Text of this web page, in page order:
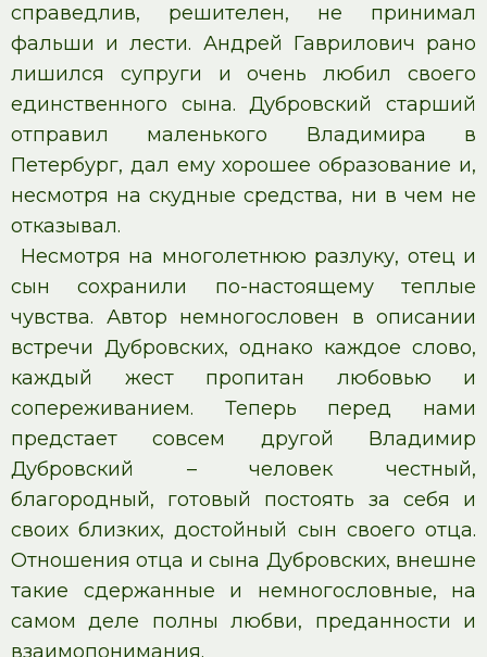
справедлив, решителен, не принимал
фальши и лести. Андрей Гаврилович рано
лишился супруги и очень любил своего
единственного сына. Дубровский старший
отправил маленького Владимира в
Петербург, дал ему хорошее образование и,
несмотря на скудные средства, ни в чем не
отказывал.
Несмотря на многолетнюю разлуку, отец и
сын сохранили по-настоящему теплые
чувства. Автор немногословен в описании
встречи Дубровских, однако каждое слово,
каждый жест пропитан любовью и
сопереживанием. Теперь перед нами
предстает совсем другой Владимир
Дубровский – человек честный,
благородный, готовый постоять за себя и
своих близких, достойный сын своего отца.
Отношения отца и сына Дубровских, внешне
такие сдержанные и немногословные, на
самом деле полны любви, преданности и
взаимопонимания.